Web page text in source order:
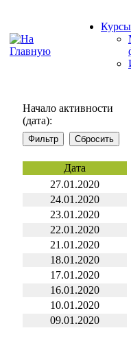
Начало активности
(дата):
Дата
27.01.2020
24.01.2020
23.01.2020
22.01.2020
21.01.2020
18.01.2020
17.01.2020
16.01.2020
10.01.2020
09.01.2020